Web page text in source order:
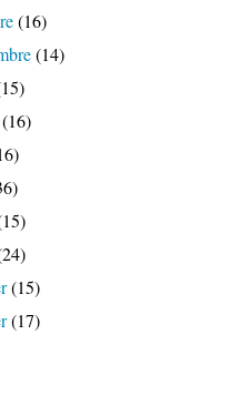
(16)
(14)
(15)
(17)